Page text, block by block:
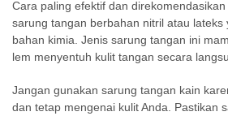
Cara paling efektif dan
sarung tangan berbahan nitril atau lateks
bahan kimia. Jenis sarung tangan ini
lem menyentuh kulit tangan secara
Jangan gunakan sarung tangan kain
dan tetap mengenai kulit Anda. Pastikan